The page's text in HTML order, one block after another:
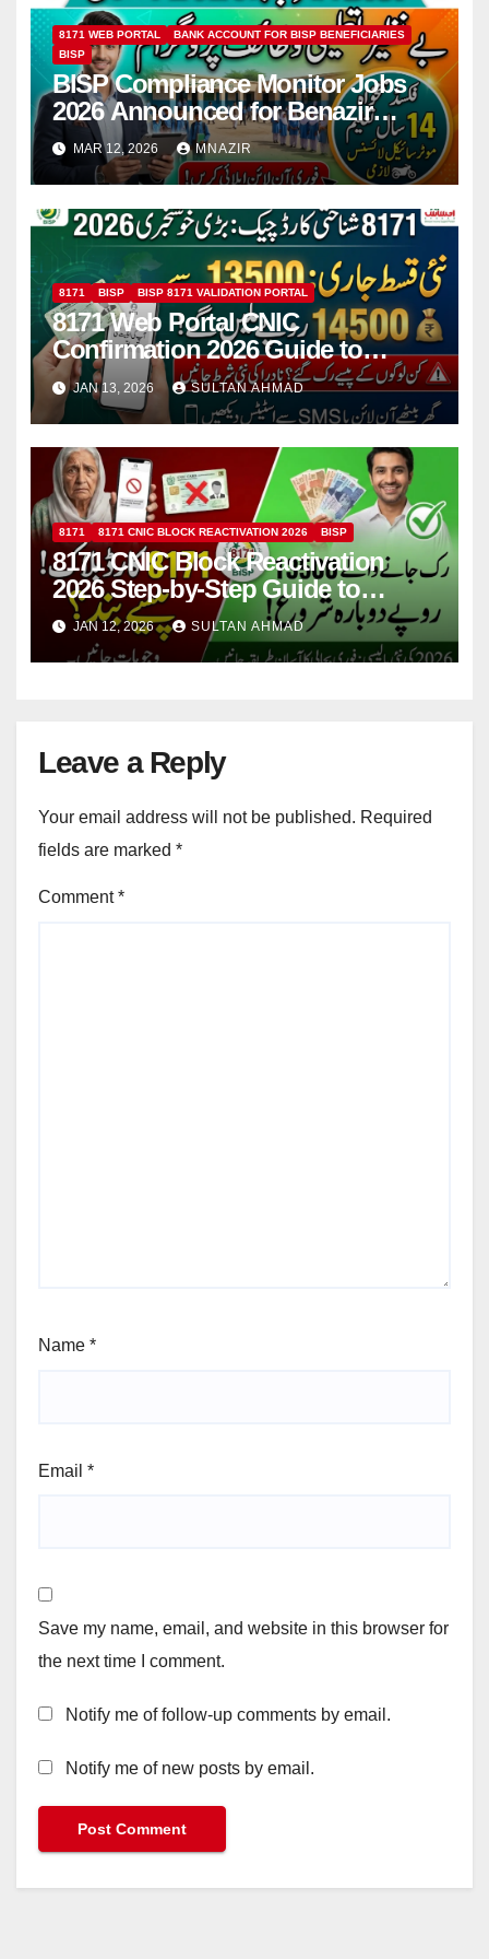
8171 WEB PORTAL
BANK ACCOUNT FOR BISP BENEFICIARIES
BISP
BISP Compliance Monitor Jobs
2026 Announced for Benazir
Taleemi Wazaif Program in
Pakistan
MAR 12, 2026 MNAZIR
8171 BISP BISP 8171 VALIDATION PORTAL
8171 Web Portal CNIC
Confirmation 2026 Guide to
Check BISP & Ehsaas Payments
Online and via SMS
JAN 13, 2026 SULTAN AHMAD
8171 8171 CNIC BLOCK REACTIVATION 2026 BISP
8171 CNIC Block Reactivation
2026 Step-by-Step Guide to
Restore BISP Rs. 13,500 Qist
Quickly
JAN 12, 2026 SULTAN AHMAD
Leave a Reply
Your email address will not be published. Required
fields are marked *
Comment*
Name *
Email *
Save my name, email, and website in this browser for
the next time I comment.
Notify me of follow-up comments by email.
Notify me of new posts by email.